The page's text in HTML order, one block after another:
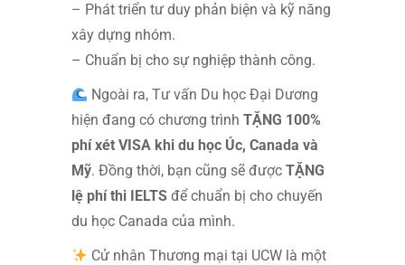
– Phát triển tư duy phản biện và kỹ năng
xây dựng nhóm.
– Chuẩn bị cho sự nghiệp thành công.
Ngoài ra, Tư vấn Du học Đại Dương
hiện đang có chương trình TẶNG 100%
phí xét VISA khi du học Úc, Canada và
Mỹ. Đồng thời, bạn cũng sẽ được TẶNG
lệ phí thi IELTS để chuẩn bị cho chuyến
du học Canada của mình.
Cử nhân Thương mại tại UCW là một